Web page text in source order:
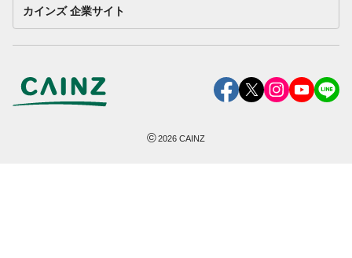
カインズ 企業サイト
©2026 CAINZ